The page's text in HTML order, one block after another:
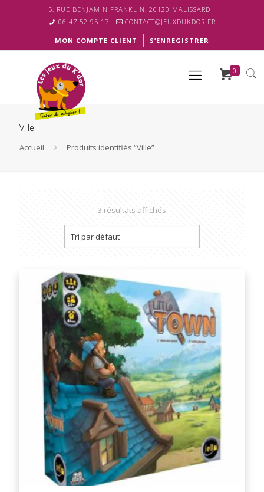
5, RUE BENJAMIN FRANKLIN, 26120 MALISSARD
06 47 52 95 17
CONTACT@JEUXDUKDOR.FR
MON COMPTE CLIENT S’ENREGISTRER
0
Ville
Accueil Produits identifiés “Ville”
3 résultats affichés